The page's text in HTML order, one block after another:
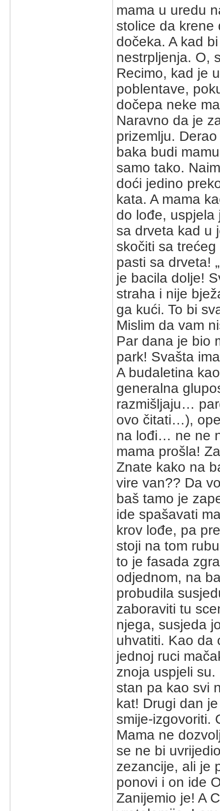
mama u uredu
stolice da krene
dočeka. A kad
nestrpljenja. O,
Recimo, kad je
poblentave,
dočepa neke
Naravno da je
prizemlju.
baka budi
samo tako.
doći jedino
kata. A mama
do lođe, uspjela
sa drveta kad u
skočiti sa
pasti sa drveta!
je bacila dolje!
straha i nije
ga kući. To bi
Mislim da vam
Par dana je bio
park! Svašta
A budaletina
generalna
razmišljaju…
ovo čitati…),
na lođi… ne ne
mama prošla!
Znate kako na
vire van?? Da
baš tamo je
ide spašavati
krov lođe, pa
stoji na tom
to je fasada
odjednom, na
probudila
zaboraviti tu
njega, susjeda
uhvatiti. Kao da
jednoj ruci
znoja uspjeli
stan pa kao svi
kat! Drugi dan
smije-
Mama ne
se ne bi
zezancije, ali je
ponovi i on ide
Zanijemio je! A